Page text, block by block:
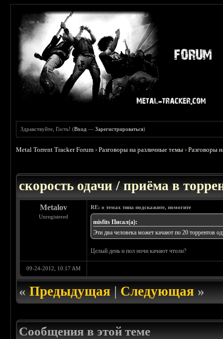
Здравствуйте, Гость! (Вход —Зарегистрироваться)
Metal Torrent Tracker Forum ›Разговоры на различные темы ›Разговоры
скорость одачи / приёма в
Metalov
Unregistered
RE: о темах типа подскажите, помогите
misfits Писал(а):
Эти два человека может качают по 20 торрентов
Целый день и пол ночи качают чтоли?
09-24-2012, 10:17 AM
«Предыдущая|Следующая»
Сообщения в этой теме